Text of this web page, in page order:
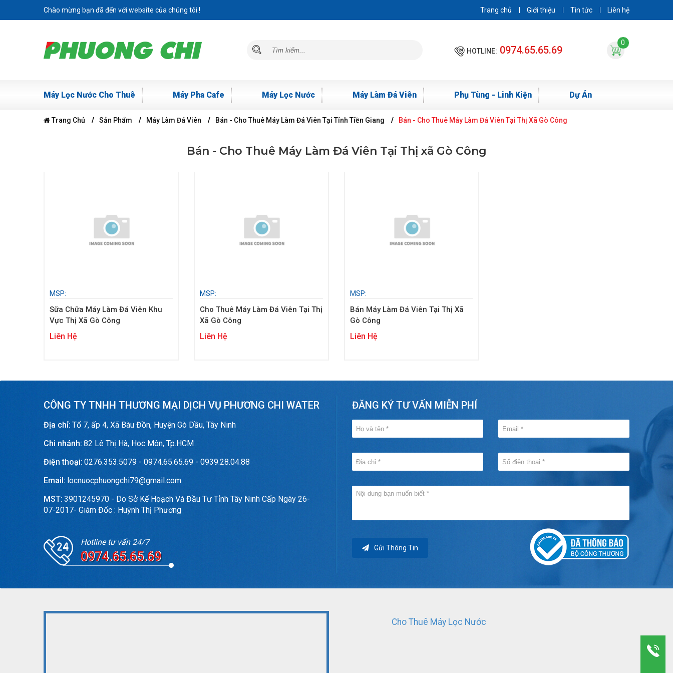
Chào mừng bạn đã đến với website của chúng tôi ! Trang chủ Giới thiệu Tin tức Liên hệ
HOTLINE: 0974.65.65.69
0
Máy Lọc Nước Cho Thuê Máy Pha Cafe Máy Lọc Nước Máy Làm Đá Viên Phụ Tùng - Linh Kiện Dự Án
Trang Chủ Sản Phẩm Máy Làm Đá Viên Bán - Cho Thuê Máy Làm Đá Viên Tại Tỉnh Tiền Giang Bán - Cho Thuê Máy Làm Đá Viên Tại Thị Xã Gò Công
Bán - Cho Thuê Máy Làm Đá Viên Tại Thị xã Gò Công
MSP:
Sữa Chữa Máy Làm Đá Viên Khu
Vực Thị Xã Gò Công
Liên Hệ
MSP:
Cho Thuê Máy Làm Đá Viên Tại Thị
Xã Gò Công
Liên Hệ
MSP:
Bán Máy Làm Đá Viên Tại Thị Xã
Gò Công
Liên Hệ
CÔNG TY TNHH THƯƠNG MẠI DỊCH VỤ PHƯƠNG CHI WATER
Địa chỉ: Tổ 7, ấp 4, Xã Bàu Đồn, Huyện Gò Dầu, Tây Ninh
Chi nhánh: 82 Lê Thị Hà, Hoc Môn, Tp.HCM
Điện thoại: 0276.353.5079 - 0974.65.65.69 - 0939.28.04.88
Email: locnuocphuongchi79@gmail.com
MST: 3901245970 - Do Sở Kế Hoạch Và Đầu Tư Tỉnh Tây Ninh Cấp Ngày 26-
07-2017- Giám Đốc : Huỳnh Thị Phương
Hotline tư vấn 24/7
0974.65.65.69
ĐĂNG KÝ TƯ VẤN MIỄN PHÍ
Gửi Thông Tin
Cho Thuê Máy Lọc Nước